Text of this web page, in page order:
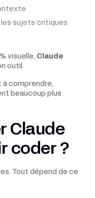
les sujets critiques
visuelle, Claude
outil.
à comprendre,
beaucoup plus
Claude
coder ?
Tout dépend de ce